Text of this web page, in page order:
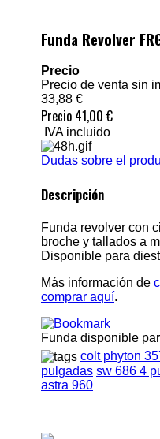
Funda Revolver
Precio
Precio de venta sin
33,88 €
Precio 41,00 €
IVA incluido
Dudas sobre el
Descripción
Funda revolver con
broche y tallados a
Disponible para
Más información de
comprar aquí.
Funda disponible
colt phyton
pulgadas sw 686 4
astra 960